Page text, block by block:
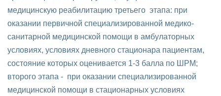
медицинскую реабилитацию третьего этапа: при
оказании первичной специализированной медико-
санитарной медицинской помощи в амбулаторных
условиях, условиях дневного стационара пациентам,
состояние которых оценивается 1-3 балла по ШРМ;
второго этапа - при оказании специализированной
медицинской помощи в стационарных условиях